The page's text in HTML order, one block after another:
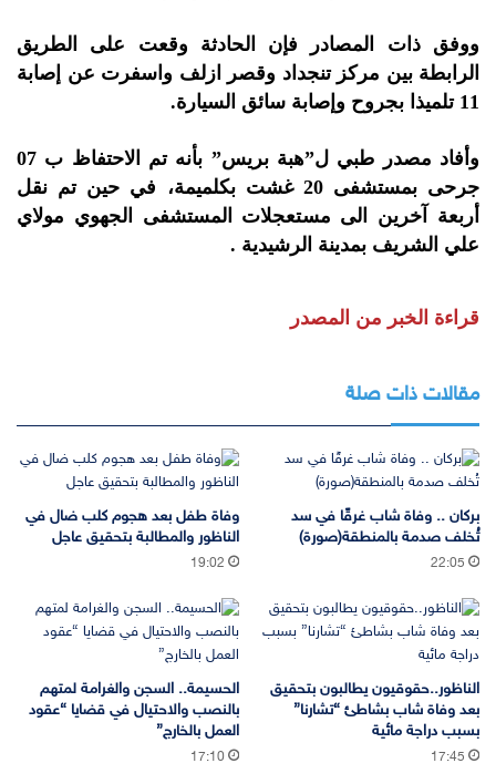
ووفق ذات المصادر فإن الحادثة وقعت على الطريق
الرابطة بين مركز تنجداد وقصر ازلف واسفرت عن إصابة
11 تلميذا بجروح وإصابة سائق السيارة.
وأفاد مصدر طبي ل”هبة بريس” بأنه تم الاحتفاظ ب 07
جرحى بمستشفى 20 غشت بكلميمة، في حين تم نقل
أربعة آخرين الى مستعجلات المستشفى الجهوي مولاي
علي الشريف بمدينة الرشيدية .
قراءة الخبر من المصدر
مقالات ذات صلة
بركان .. وفاة شاب غرقًا في سد
تُخلف صدمة بالمنطقة(صورة)
22:05
وفاة طفل بعد هجوم كلب ضال في
الناظور والمطالبة بتحقيق عاجل
19:02
الناظور..حقوقيون يطالبون بتحقيق
بعد وفاة شاب بشاطئ “تشارنا”
بسبب دراجة مائية
17:45
الحسيمة.. السجن والغرامة لمتهم
بالنصب والاحتيال في قضايا “عقود
العمل بالخارج”
17:10